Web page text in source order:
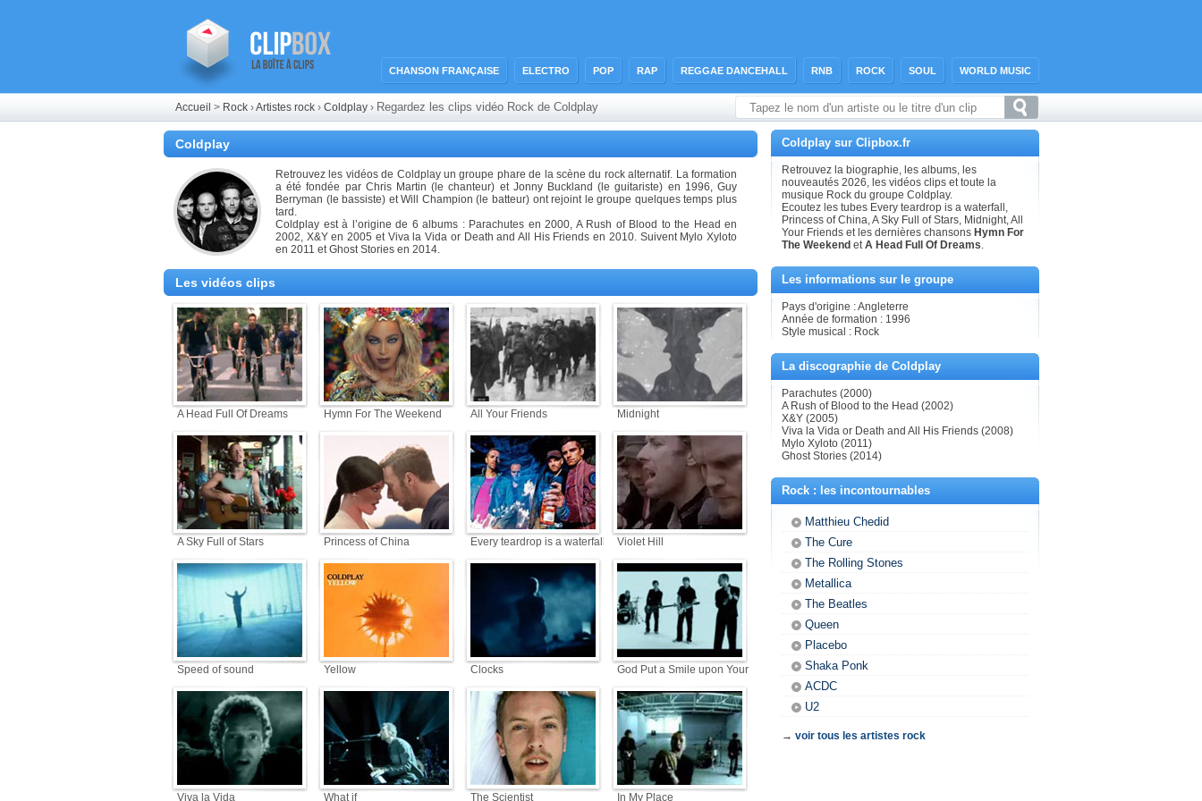
CHANSON FRANÇAISE ELECTRO POP RAP REGGAE DANCEHALL RNB ROCK SOUL WORLD MUSIC
Accueil > Rock ›Artistes rock › Coldplay › Regardez les clips vidéo Rock de Coldplay
Coldplay
Retrouvez les vidéos de Coldplay un groupe phare de la scène du rock alternatif. La formation
a été fondée par Chris Martin (le chanteur) et Jonny Buckland (le guitariste) en 1996, Guy
Berryman (le bassiste) et Will Champion (le batteur) ont rejoint le groupe quelques temps plus
tard.
Coldplay est à l’origine de 6 albums : Parachutes en 2000, A Rush of Blood to the Head en
2002, X&Y en 2005 et Viva la Vida or Death and All His Friends en 2010. Suivent Mylo Xyloto
en 2011 et Ghost Stories en 2014.
Les vidéos clips
A Head Full Of Dreams Hymn For The Weekend All Your Friends Midnight
A Sky Full of Stars Princess of China Every teardrop is a waterfall Violet Hill
Speed of sound Yellow Clocks God Put a Smile upon Your Face
Viva la Vida What if The Scientist In My Place
Coldplay sur Clipbox.fr
Retrouvez la biographie, les albums, les
nouveautés 2026, les vidéos clips et toute la
musique Rock du groupe Coldplay.
Ecoutez les tubes Every teardrop is a waterfall,
Princess of China, A Sky Full of Stars, Midnight, All
Your Friends et les dernières chansons Hymn For
The Weekend etA Head Full Of Dreams.
Les informations sur le groupe
Pays d'origine : Angleterre
Année de formation : 1996
Style musical : Rock
La discographie de Coldplay
Parachutes (2000)
A Rush of Blood to the Head (2002)
X&Y (2005)
Viva la Vida or Death and All His Friends (2008)
Mylo Xyloto (2011)
Ghost Stories (2014)
Rock : les incontournables
Matthieu Chedid
The Cure
The Rolling Stones
Metallica
The Beatles
Queen
Placebo
Shaka Ponk
ACDC
U2
→ voir tous les artistes rock